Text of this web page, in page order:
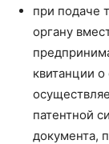
при подаче
органу
квитанции
патентной
документа,